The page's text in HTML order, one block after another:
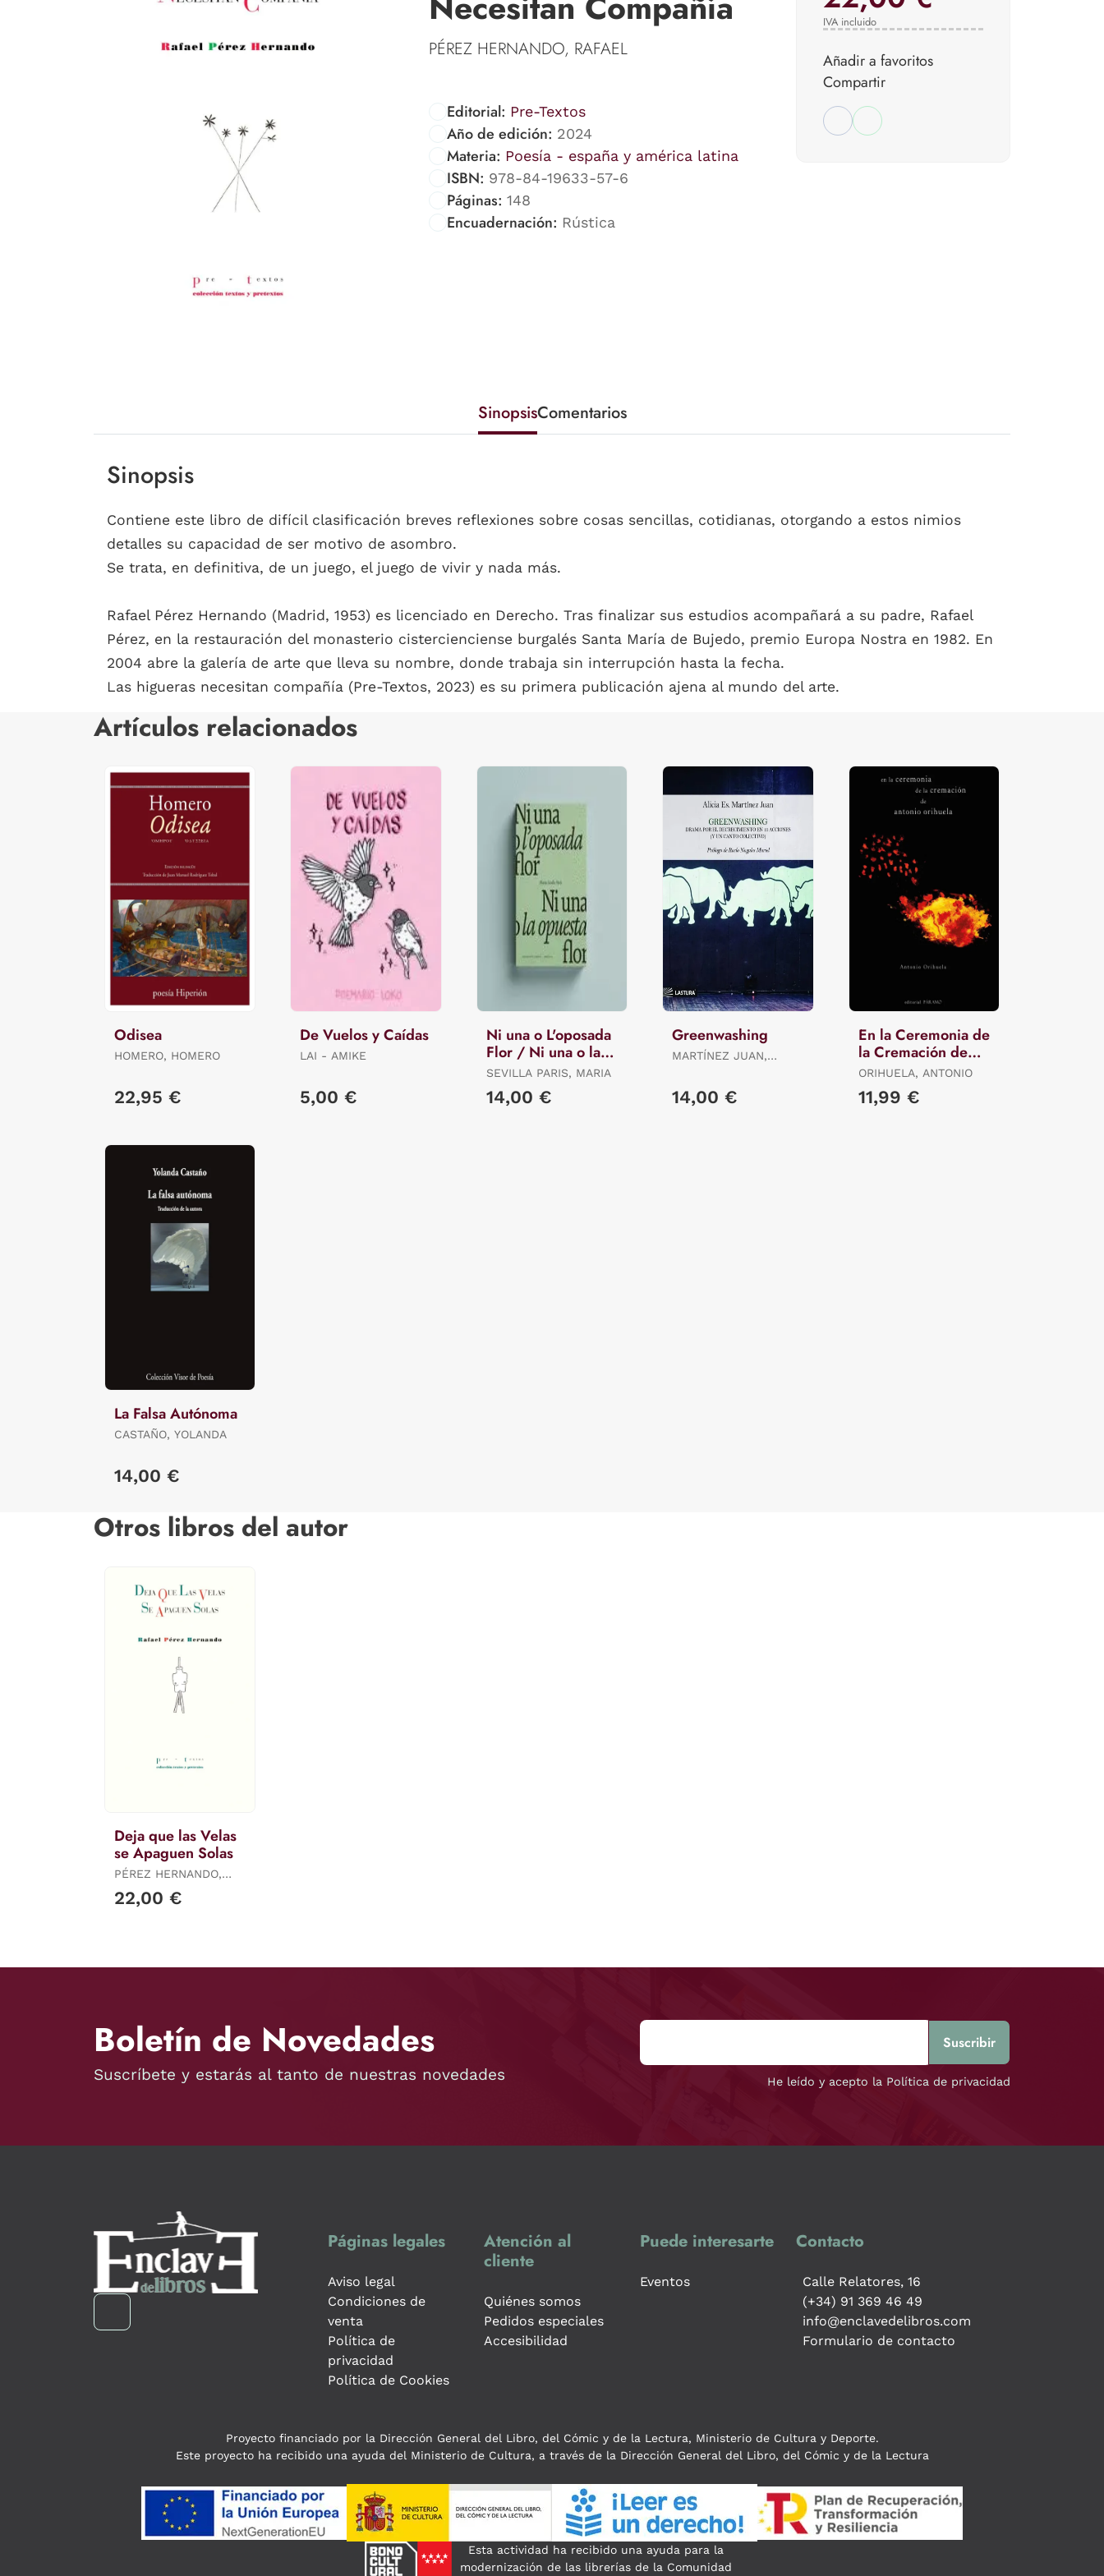
PÉREZ HERNANDO, RAFAEL
Editorial: Pre-Textos
Año de edición: 2024
Materia: Poesía - españa y américa latina
ISBN: 978-84-19633-57-6
Páginas: 148
Encuadernación: Rústica
IVA incluido
Añadir a favoritos
Compartir
SinopsisComentarios
Sinopsis
Contiene este libro de difícil clasificación breves reflexiones sobre cosas sencillas, cotidianas, otorgando a estos nimios
detalles su capacidad de ser motivo de asombro.
Se trata, en definitiva, de un juego, el juego de vivir y nada más.
Rafael Pérez Hernando (Madrid, 1953) es licenciado en Derecho. Tras finalizar sus estudios acompañará a su padre, Rafael
Pérez, en la restauración del monasterio cistercienciense burgalés Santa María de Bujedo, premio Europa Nostra en 1982. En
2004 abre la galería de arte que lleva su nombre, donde trabaja sin interrupción hasta la fecha.
Las higueras necesitan compañía (Pre-Textos, 2023) es su primera publicación ajena al mundo del arte.
Artículos relacionados
Odisea
HOMERO, HOMERO
22,95 €
De Vuelos y Caídas
LAI - AMIKE
5,00 €
Ni una o L'oposada
Flor / Ni una o la
Opuesta Flor.
SEVILLA PARIS, MARIA
14,00 €
Greenwashing
MARTÍNEZ JUAN,
14,00 €
En la Ceremonia de
la Cremación de
Antonio Orihuela
ORIHUELA, ANTONIO
11,99 €
La Falsa Autónoma
CASTAÑO, YOLANDA
14,00 €
Otros libros del autor
Deja que las Velas
se Apaguen Solas
PÉREZ HERNANDO,
22,00 €
Boletín de Novedades
Suscríbete y estarás al tanto de nuestras novedades He leído y acepto la Política de privacidad
Páginas legales
Aviso legal
Condiciones de
venta
Política de
privacidad
Política de Cookies
Atención al
cliente
Quiénes somos
Pedidos especiales
Accesibilidad
Puede interesarte
Eventos
Contacto
Calle Relatores, 16
(+34) 91 369 46 49
info@enclavedelibros.com
Formulario de contacto
Proyecto financiado por la Dirección General del Libro, del Cómic y de la Lectura, Ministerio de Cultura y Deporte.
Este proyecto ha recibido una ayuda del Ministerio de Cultura, a través de la Dirección General del Libro, del Cómic y de la Lectura
Esta actividad ha recibido una ayuda para la
modernización de las librerías de la Comunidad